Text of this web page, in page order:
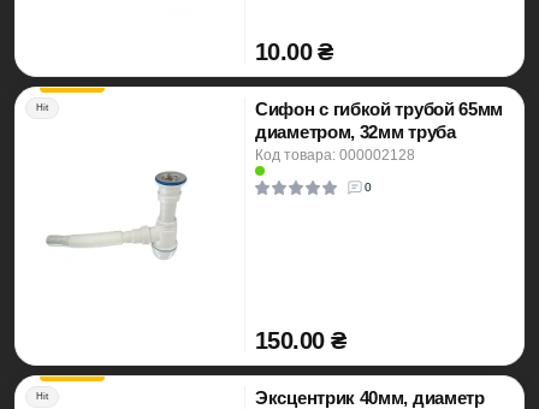
10.00 ₴
Hit
Сифон с гибкой трубой 65мм
диаметром, 32мм труба
Код товара: 000002128
0
150.00 ₴
Hit
Эксцентрик 40мм, диаметр